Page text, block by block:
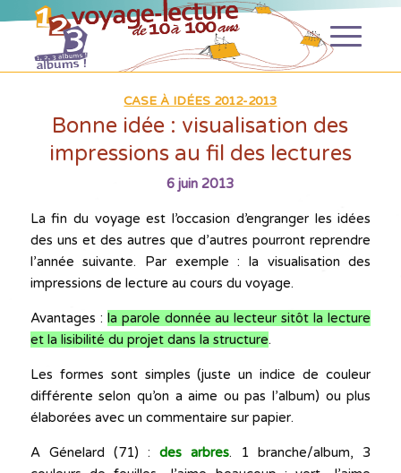
CASE À IDÉES 2012-2013
Bonne idée : visualisation des
impressions au fil des lectures
6 juin 2013
La fin du voyage est l’occasion d’engranger les idées
des uns et des autres que d’autres pourront reprendre
l’année suivante. Par exemple : la visualisation des
impressions de lecture au cours du voyage.
Avantages : la parole donnée au lecteur sitôt la lecture
et la lisibilité du projet dans la structure.
Les formes sont simples (juste un indice de couleur
différente selon qu’on a aime ou pas l’album) ou plus
élaborées avec un commentaire sur papier.
A Génelard (71) : des arbres. 1 branche/album, 3